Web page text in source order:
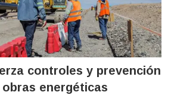
controles y prevención
energéticas